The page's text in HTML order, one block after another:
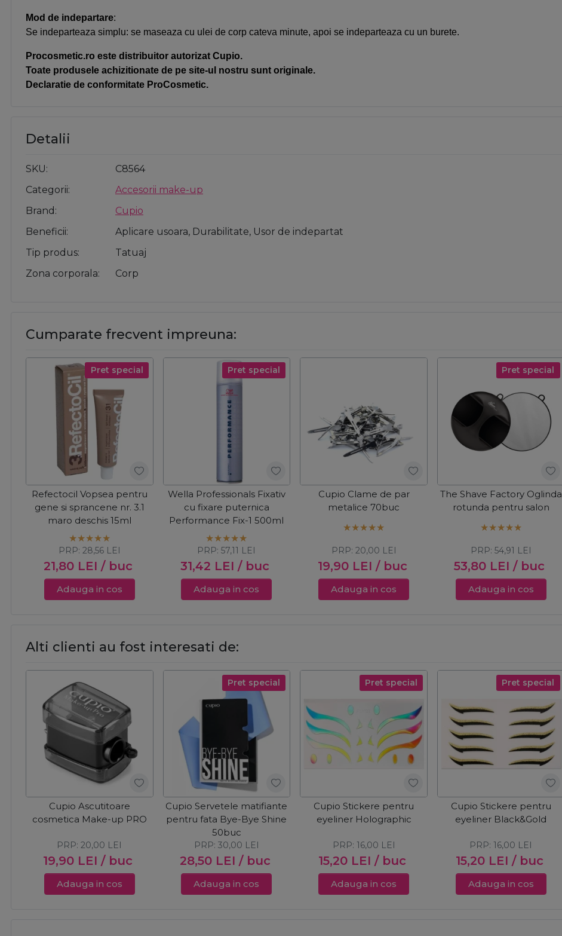
Mod de indepartare:
Se indeparteaza simplu: se maseaza cu ulei de corp cateva minute, apoi se indeparteaza cu un burete.
Procosmetic.ro este distribuitor autorizat Cupio.
Toate produsele achizitionate de pe site-ul nostru sunt originale.
Declaratie de conformitate ProCosmetic.
Detalii
SKU
C8564
Categorii
Accesorii make-up
Brand
Cupio
Beneficii
Aplicare usoara, Durabilitate, Usor de indepartat
Tip produs
Tatuaj
Zona corporala
Corp
Cumparate frecvent impreuna:
Pret special
Refectocil Vopsea pentru
gene si sprancene nr. 3.1
maro deschis 15ml
21,80 LEI / buc
PRP: 28,56 LEI
Adauga in cos
Pret special
Wella Professionals Fixativ
cu fixare puternica
Performance Fix-1 500ml
31,42 LEI / buc
PRP:57,11 LEI
Adauga in cos
Cupio Clame de par
metalice 70buc
19,90 LEI / buc
PRP: 20,00 LEI
Adauga in cos
Pret special
The Shave Factory Oglinda
rotunda pentru salon
53,80 LEI / buc
PRP: 54,91 LEI
Adauga in cos
Alti clienti au fost interesati de:
Cupio Ascutitoare
cosmetica Make-up PRO
19,90 LEI / buc
PRP:20,00 LEI
Adauga in cos
Pret special
Cupio Servetele matifiante
pentru fata Bye-Bye Shine
50buc
28,50 LEI / buc
PRP: 30,00 LEI
Adauga in cos
Pret special
Cupio Stickere pentru
eyeliner Holographic
15,20 LEI / buc
PRP: 16,00 LEI
Adauga in cos
Pret special
Cupio Stickere pentru
eyeliner Black&Gold
15,20 LEI / buc
PRP:16,00 LEI
Adauga in cos